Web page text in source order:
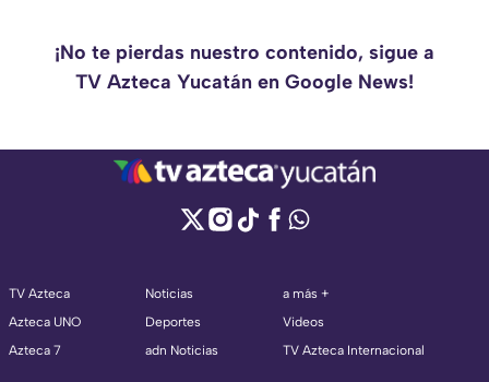
¡No te pierdas nuestro contenido, sigue a
TV Azteca Yucatán en Google News!
TV Azteca
Azteca UNO
Azteca 7
Noticias
Deportes
adn Noticias
a más +
Videos
TV Azteca Internacional